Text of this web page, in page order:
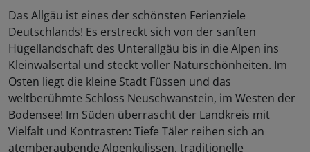
Das Allgäu ist eines der schönsten Ferienziele
Deutschlands! Es erstreckt sich von der sanften
Hügellandschaft des Unterallgäu bis in die Alpen ins
Kleinwalsertal und steckt voller Naturschönheiten. Im
Osten liegt die kleine Stadt Füssen und das
weltberühmte Schloss Neuschwanstein, im Westen der
Bodensee! Im Süden überrascht der Landkreis mit
Vielfalt und Kontrasten: Tiefe Täler reihen sich an
atemberaubende Alpenkulissen, traditionelle